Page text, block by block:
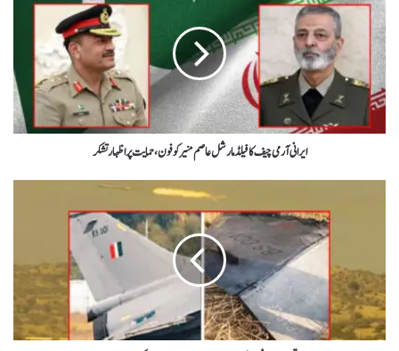
ایرانی آرمی چیف کافیلڈمارشل عاصم منیرکوفون،حمایت پراظہارتشکر